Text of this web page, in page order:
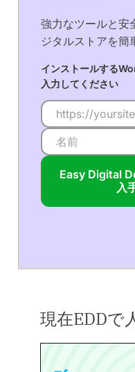
強力なツールと安
ジタルストアを簡
インストールする
入力してください
Easy Digital
入
現在EDDで